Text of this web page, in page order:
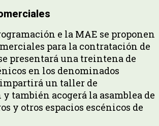
e la MAE se proponen
para la contratación de
presentará una treintena de
en los denominados
impartirá un taller de
también acogerá la asamblea de
y otros espacios escénicos de